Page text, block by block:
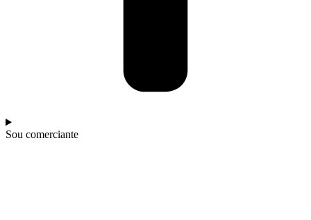
Sou comerciante